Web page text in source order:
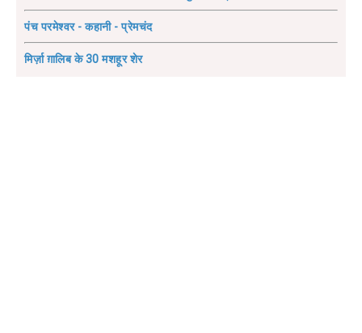
पंच परमेश्वर - कहानी - प्रेमचंद
मिर्ज़ा ग़ालिब के 30 मशहूर शेर